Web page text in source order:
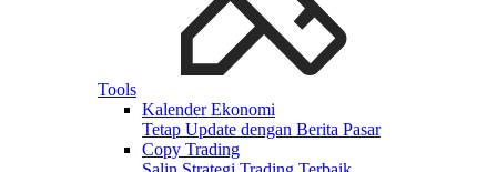
Tools
Kalender Ekonomi
Tetap Update dengan Berita Pasar
Copy Trading